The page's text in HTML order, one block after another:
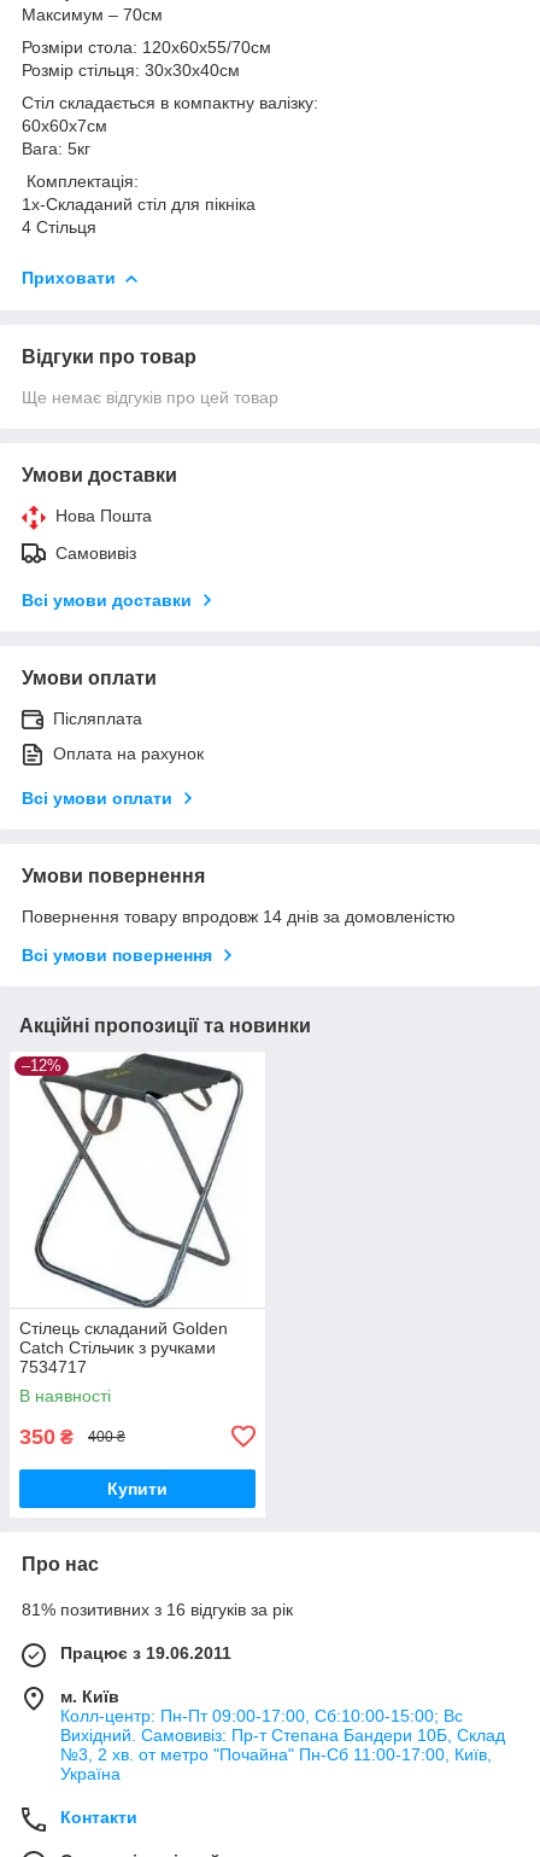
Максимум – 70см
Розміри стола: 120х60х55/70см
Розмір стільця: 30х30х40см
Стіл складається в компактну валізку:
60х60х7см
Вага: 5кг
Комплектація:
1х-Складаний стіл для пікніка
4 Стільця
Приховати
Відгуки про товар
Ще немає відгуків про цей товар
Умови доставки
Нова Пошта
Самовивіз
Всі умови доставки
Умови оплати
Післяплата
Оплата на рахунок
Всі умови оплати
Умови повернення
Повернення товару впродовж 14 днів за домовленістю
Всі умови повернення
Акційні пропозиції та новинки
–12%
Стілець складаний Golden
Catch Стільчик з ручками
7534717
В наявності
350 ₴ 400 ₴
Купити
Про нас
81% позитивних з 16 відгуків за рік
Працює з 19.06.2011
м. Київ
Колл-центр: Пн-Пт 09:00-17:00, Сб:10:00-15:00; Вс
Вихідний. Самовивіз: Пр-т Степана Бандери 10Б, Склад
№3, 2 хв. от метро "Почайна" Пн-Cб 11:00-17:00, Київ,
Україна
Контакти